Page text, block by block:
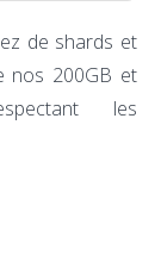
de shards et
nos 200GB et
les